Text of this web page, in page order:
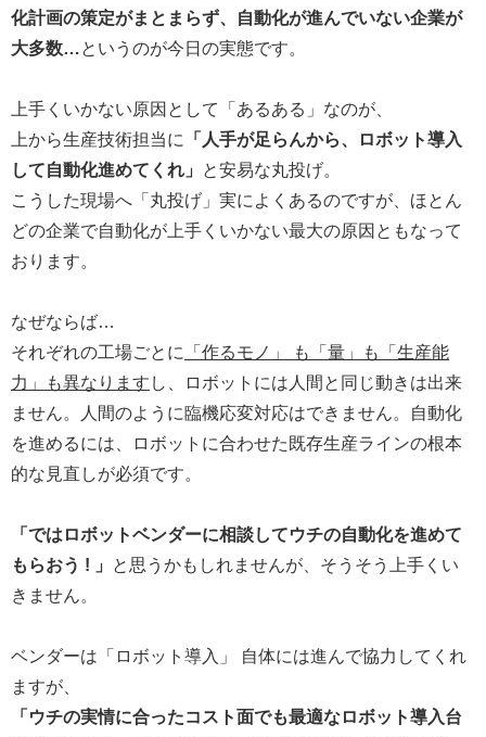
化計画の策定がまとまらず、自動化が進んでいない企業が
大多数…というのが今日の実態です。
上手くいかない原因として「あるある」なのが、
上から生産技術担当に
「人手が足らんから、ロボット導入
して自動化進めてくれ」
と安易な丸投げ。
こうした現場へ「丸投げ」実によくあるのですが、ほとん
どの企業で自動化が上手くいかない最大の原因ともなって
おります。
なぜならば…
それぞれの工場ごとに
「作るモノ」 も「量」も「生産能
力」も異なります し、ロボットには人間と同じ動きは出来
ません。人間のように臨機応変対応はできません。自動化
を進めるには、ロボットに合わせた既存生産ラインの根本
的な見直しが必須です。
「ではロボットベンダーに相談してウチの自動化を進めて
もらおう ! 」
と思うかもしれませんが、そうそう上手くい
きません。
ベンダーは「ロボット導入」 自体には進んで協力してくれ
ますが、
「ウチの実情に合ったコスト面でも最適なロボット導入台